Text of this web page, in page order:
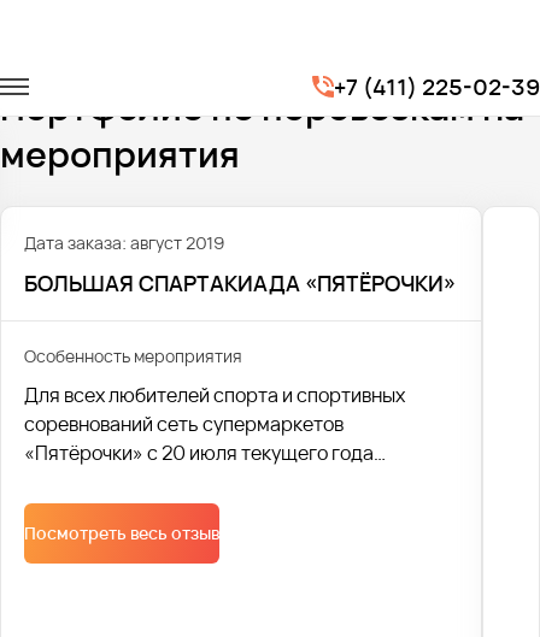
+7 (411) 225-02-39
Транспорт на мероприятия
Портфолио по перевозкам на
мероприятия
Дата заказа: август 2019
БОЛЬШАЯ СПАРТАКИАДА «ПЯТЁРОЧКИ»
Особенность мероприятия
Для всех любителей спорта и спортивных
соревнований сеть супермаркетов
«Пятёрочки» с 20 июля текущего года
Посмотреть весь отзыв